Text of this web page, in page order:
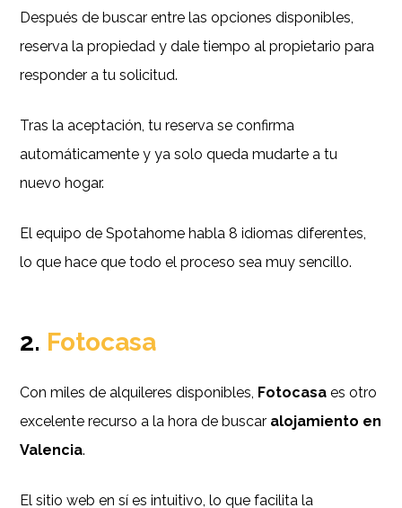
Después de buscar entre las opciones disponibles,
reserva la propiedad y dale tiempo al propietario para
responder a tu solicitud.
Tras la aceptación, tu reserva se confirma
automáticamente y ya solo queda mudarte a tu
nuevo hogar.
El equipo de Spotahome habla 8 idiomas diferentes,
lo que hace que todo el proceso sea muy sencillo.
2. Fotocasa
Con miles de alquileres disponibles, Fotocasa es otro
excelente recurso a la hora de buscar alojamiento en
Valencia.
El sitio web en sí es intuitivo, lo que facilita la